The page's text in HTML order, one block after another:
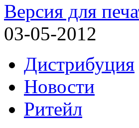
Версия для
03-05-2012
Дистрибуция
Новости
Ритейл